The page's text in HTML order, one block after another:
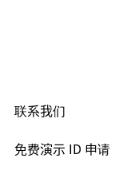
免费演示 ID 申请
联系我们